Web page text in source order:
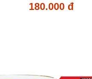
180.000 đ